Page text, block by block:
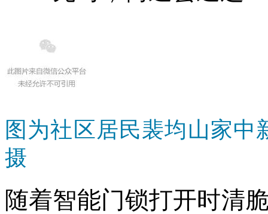
图为社区居民裴均山家中
摄
随着智能门锁打开时清